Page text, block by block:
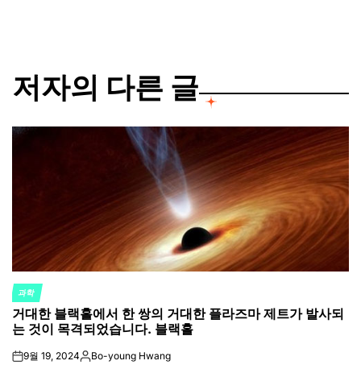
저자의 다른 글
POSTED
IN
과학
거대한 블랙홀에서 한 쌍의 거대한 플라즈마 제트가 발사되
는 것이 목격되었습니다. 블랙홀
on9월 19, 2024Posted
Bo-young Hwang